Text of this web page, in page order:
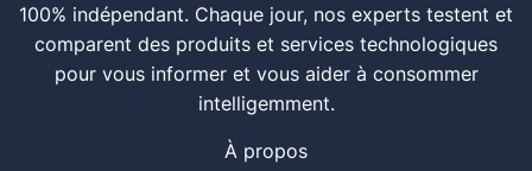
100% indépendant. Chaque jour, nos experts testent et
comparent des produits et services technologiques
pour vous informer et vous aider à consommer
intelligemment.
À propos